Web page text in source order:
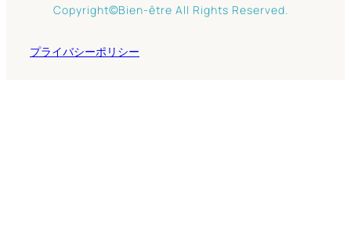
Copyright©Bien-être All Rights Reserved.
プライバシーポリシー